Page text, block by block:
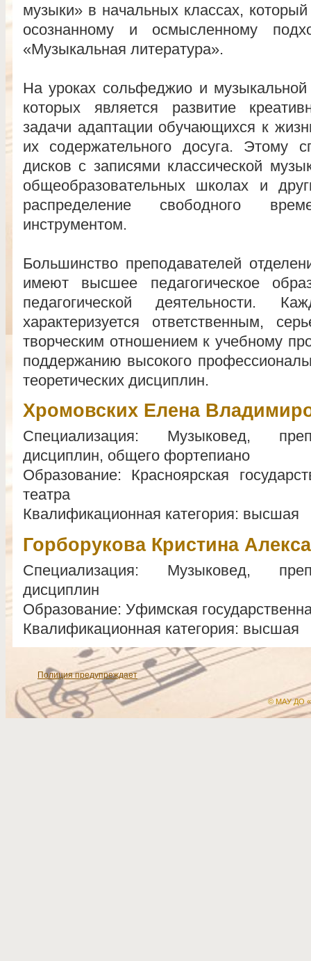
музыки» в на­чальных классах,
осознанному и ос­мысленному
«Музыкальная литература».
На уроках сольфеджио и
которых является развитие
задачи адаптации обучающихся к
их содержательного досуга. Этому
дисков с записями классической
общеобразовательных школах и
распределение свободного
инструментом.
Большинство преподавателей
имеют высшее педагогическое
педагогической деятельности.
характеризуется ответственным,
творческим отношением к учебному
поддержанию высокого
теоретических дисциплин.
Хромовских Елена
Специализация: Музыковед,
дисциплин, общего фортепиано
Образование: Красноярская
театра
Квалификационная категория: высшая
Горборукова Кристина
Специализация: Музыковед,
дисциплин
Образование: Уфимская
Квалификационная категория: высшая
Полиция предупреждает
© МАУ ДО